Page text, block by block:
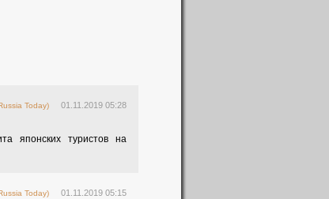
01.11.2019 05:28
Today)
японских туристов на
01.11.2019 05:15
Today)